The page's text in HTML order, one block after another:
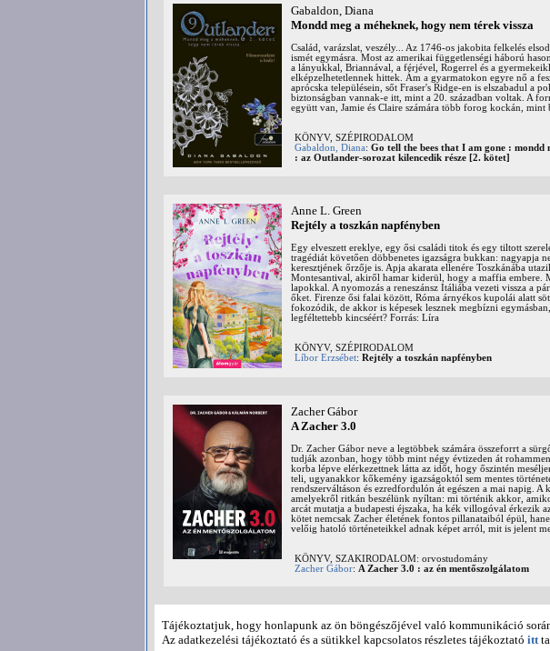
Gabaldon, Diana
Mondd meg a méheknek, hogy nem térek vissza
Család, varázslat, veszély... Az 1746-os jakobita felkelés
ismét egymásra. Most az amerikai függetlenségi háború
a lányukkal, Briannával, a férjével, Rogerrel és a
elképzelhetetlennek hittek. Ám a gyarmatokon egyre nő a
aprócska településein, sőt Fraser's Ridge-en is elszabadul a
biztonságban vannak-e itt, mint a 20. században voltak. A
együtt van, Jamie és Claire számára több forog kockán,
KÖNYV, SZÉPIRODALOM
Gabaldon, Diana: Go tell the bees that I am gone : mondd
: az Outlander-sorozat kilencedik része [2. kötet]
Anne L. Green
Rejtély a toszkán napfényben
Egy elveszett ereklye, egy ősi családi titok és egy tiltott
tragédiát követően döbbenetes igazságra bukkan: nagyapja
keresztjének őrzője is. Apja akarata ellenére Toszkánába
Montesantival, akiről hamar kiderül, hogy a maffia embere.
lapokkal. A nyomozás a reneszánsz Itáliába vezeti vissza a
őket. Firenze ősi falai között, Róma árnyékos kupolái alatt
fokozódik, de akkor is képesek lesznek megbízni
legféltettebb kincséért? Forrás: Líra
KÖNYV, SZÉPIRODALOM
Líbor Erzsébet: Rejtély a toszkán napfényben
Zacher Gábor
A Zacher 3.0
Dr. Zacher Gábor neve a legtöbbek számára összeforrt a
tudják azonban, hogy több mint négy évtizeden át
korba lépve elérkezettnek látta az időt, hogy őszintén
teli, ugyanakkor kőkemény igazságoktól sem mentes
rendszerváltáson és ezredfordulón át egészen a mai napig.
amelyekről ritkán beszélünk nyíltan: mi történik akkor,
arcát mutatja a budapesti éjszaka, ha kék villogóval érkezik
kötet nemcsak Zacher életének fontos pillanataiból épül,
velőig hatoló történeteikkel adnak képet arról, mit is jelent
KÖNYV, SZAKIRODALOM: orvostudomány
Zacher Gábor: A Zacher 3.0 : az én mentőszolgálatom
Korábbi
Tájékoztatjuk, hogy honlapunk az ön böngészőjével való kommunikáció
Az adatkezelési tájékoztató és a sütikkel kapcsolatos részletes tájékoztató itt